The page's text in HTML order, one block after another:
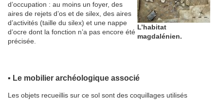
L’habitat
magdalénien.
d’occupation : au moins un foyer, des
aires de rejets d’os et de silex, des aires
d’activités (taille du silex) et une nappe
d’ocre dont la fonction n’a pas encore été
précisée.
▪ Le mobilier archéologique associé
Les objets recueillis sur ce sol sont des coquillages utilisés